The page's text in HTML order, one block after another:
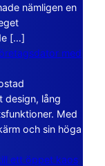
nämligen en
[…]
med
design, lång
Med
och sin höga
ett öppet kaos